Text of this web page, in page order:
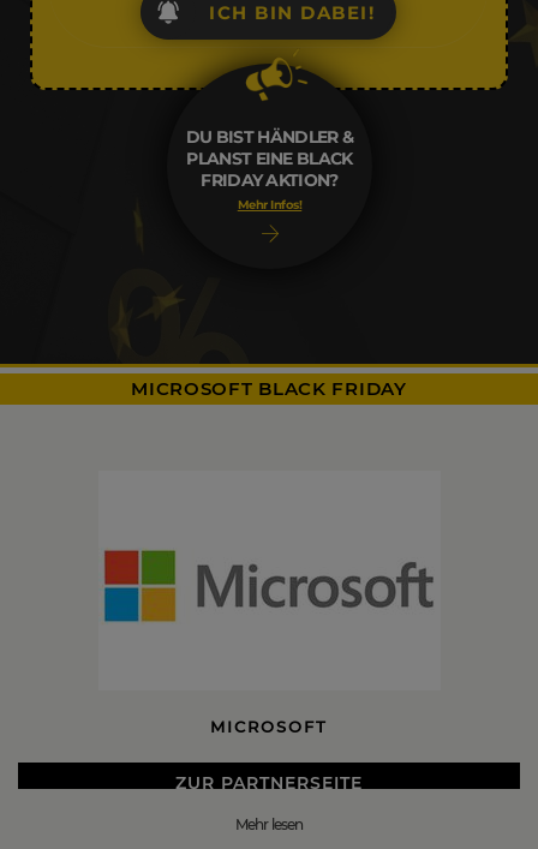
DU BIST HÄNDLER &
PLANST EINE BLACK
FRIDAY AKTION?
Mehr Infos!
ICH BIN DABEI!
MICROSOFT BLACK FRIDAY
MICROSOFT
ZUR PARTNERSEITE
Mehr lesen